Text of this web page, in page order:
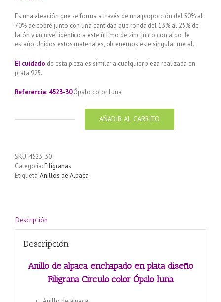
Es una aleación que se forma a través de una proporción del 50% al
70% de cobre junto con una cantidad que ronda del 13% al 25% de
latón y un nivel idéntico a este último de zinc junto con algo de
estaño. Unidos estos materiales, obtenemos este singular metal.
El cuidado de esta pieza es similar a cualquier pieza realizada en
plata 925.
Referencia: 4523-30Ópalo color Luna
en
plata
diseño
Ópalo
AÑADIR AL CARRITO
SKU: 4523-30
Categoría:Filigranas
Etiqueta:Anillos de Alpaca
Descripción
Descripción
Anillo de alpaca enchapado en plata diseño
Filigrana Circulo color Ópalo luna